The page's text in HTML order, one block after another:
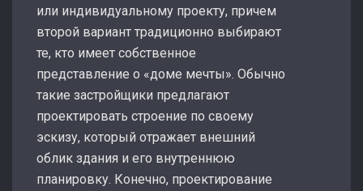
или индивидуальному проекту, причем
второй вариант традиционно выбирают
те, кто имеет собственное
представление о «доме мечты». Обычно
такие застройщики предлагают
проектировать строение по своему
эскизу, который отражает внешний
облик здания и его внутреннюю
планировку. Конечно, проектирование